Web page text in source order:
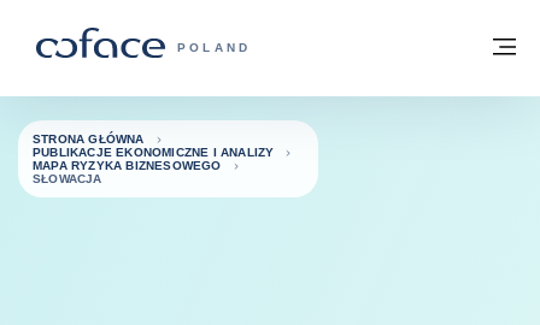
COFACE FOR TRADE - STRONA
POLAND
Powrót do strony głównej
STRONA GŁÓWNA
PUBLIKACJE EKONOMICZNE I ANALIZY
MAPA RYZYKA BIZNESOWEGO
SŁOWACJA